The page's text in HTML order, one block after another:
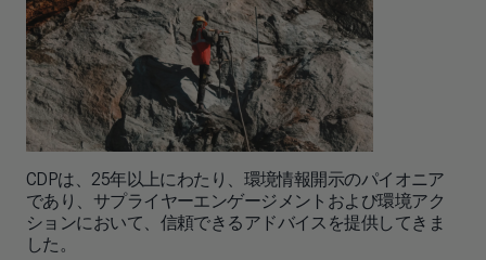
CDPは、25年以上にわたり、環境情報開示のパイオニア
であり、サプライヤーエンゲージメントおよび環境アク
ションにおいて、信頼できるアドバイスを提供してきま
した。